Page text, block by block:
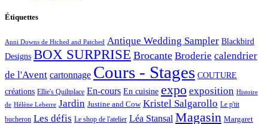
Étiquettes
Anni Downs de Htched and Patched Antique Wedding Sampler Blackbird
Designs BOX SURPRISE Brocante Broderie calendrier
de l'Avent cartonnage Cours - Stages COUTURE
créations Ellie's Quiltplace En-cours En cuisine expo exposition Histoire
de Hélène Leberre Jardin Justine and Cow Kristel Salgarollo Le p'tit
bucheron Les défis Le shop de l'atelier Léa Stansal Magasin Margaret